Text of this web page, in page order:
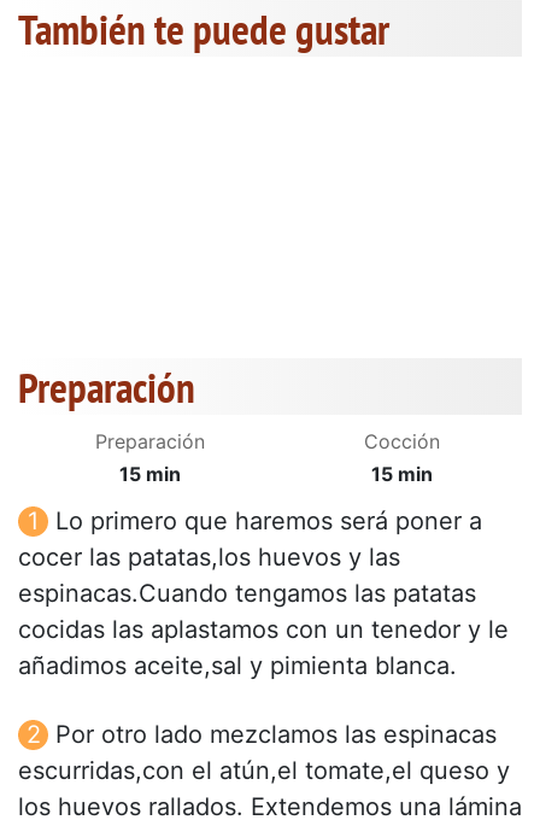
También te puede gustar
Preparación
Preparación
15 min
Cocción
15 min
Lo primero que haremos será poner a
cocer las patatas,los huevos y las
espinacas.Cuando tengamos las patatas
cocidas las aplastamos con un tenedor y le
añadimos aceite,sal y pimienta blanca.
Por otro lado mezclamos las espinacas
escurridas,con el atún,el tomate,el queso y
los huevos rallados. Extendemos una lámina